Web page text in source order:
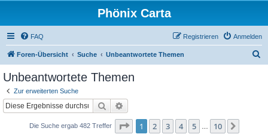
Phönix Carta
FAQ Anmelden
Registrieren
Foren-Übersicht Suche Unbeantwortete Themen
Unbeantwortete Themen
Zur erweiterten Suche
Suche
Die Suche ergab 482 Treffer Seite 1von 10
1 2 3 4 5 10